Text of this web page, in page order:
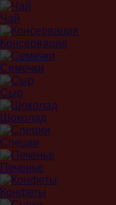
Чай
Консервация
Семечки
Сыр
Шоколад
Специи
Печенье
Конфеты